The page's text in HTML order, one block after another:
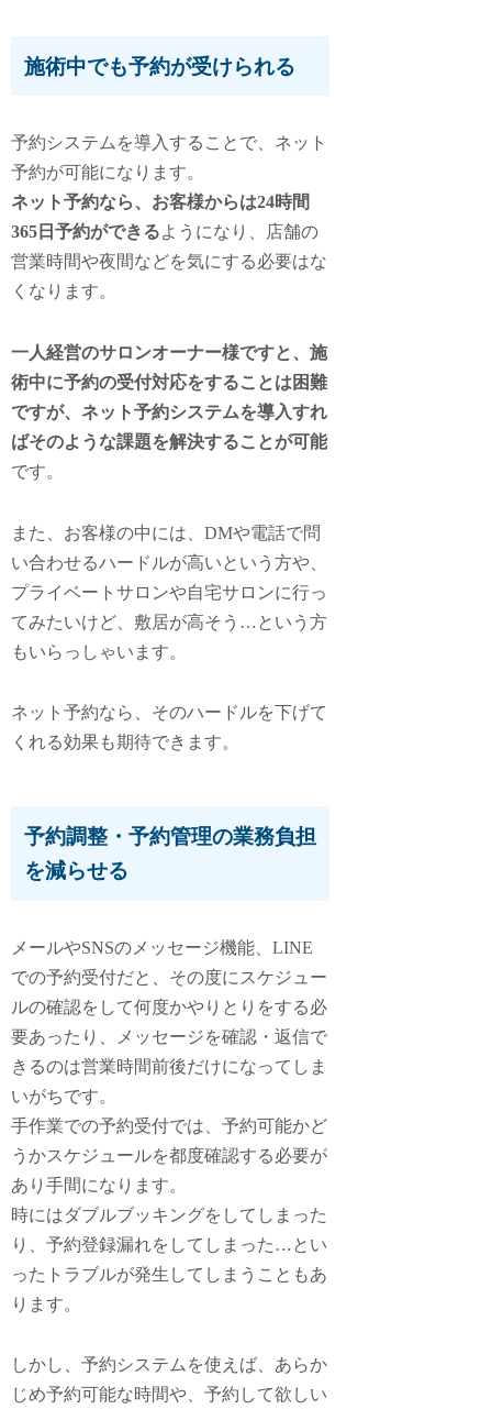
施術中でも予約が受けられる
予約システムを導入することで、ネット
予約が可能になります。
ネット予約なら、お客様からは24時間
365日予約ができるようになり、店舗の
営業時間や夜間などを気にする必要はな
くなります。
一人経営のサロンオーナー様ですと、施
術中に予約の受付対応をすることは困難
ですが、ネット予約システムを導入すれ
ばそのような課題を解決することが可能
です。
また、お客様の中には、DMや電話で問
い合わせるハードルが高いという方や、
プライベートサロンや自宅サロンに行っ
てみたいけど、敷居が高そう…という方
もいらっしゃいます。
ネット予約なら、そのハードルを下げて
くれる効果も期待できます。
予約調整・予約管理の業務負担
を減らせる
メールやSNSのメッセージ機能、LINE
での予約受付だと、その度にスケジュー
ルの確認をして何度かやりとりをする必
要あったり、メッセージを確認・返信で
きるのは営業時間前後だけになってしま
いがちです。
手作業での予約受付では、予約可能かど
うかスケジュールを都度確認する必要が
あり手間になります。
時にはダブルブッキングをしてしまった
り、予約登録漏れをしてしまった…とい
ったトラブルが発生してしまうこともあ
ります。
しかし、予約システムを使えば、あらか
じめ予約可能な時間や、予約して欲しい